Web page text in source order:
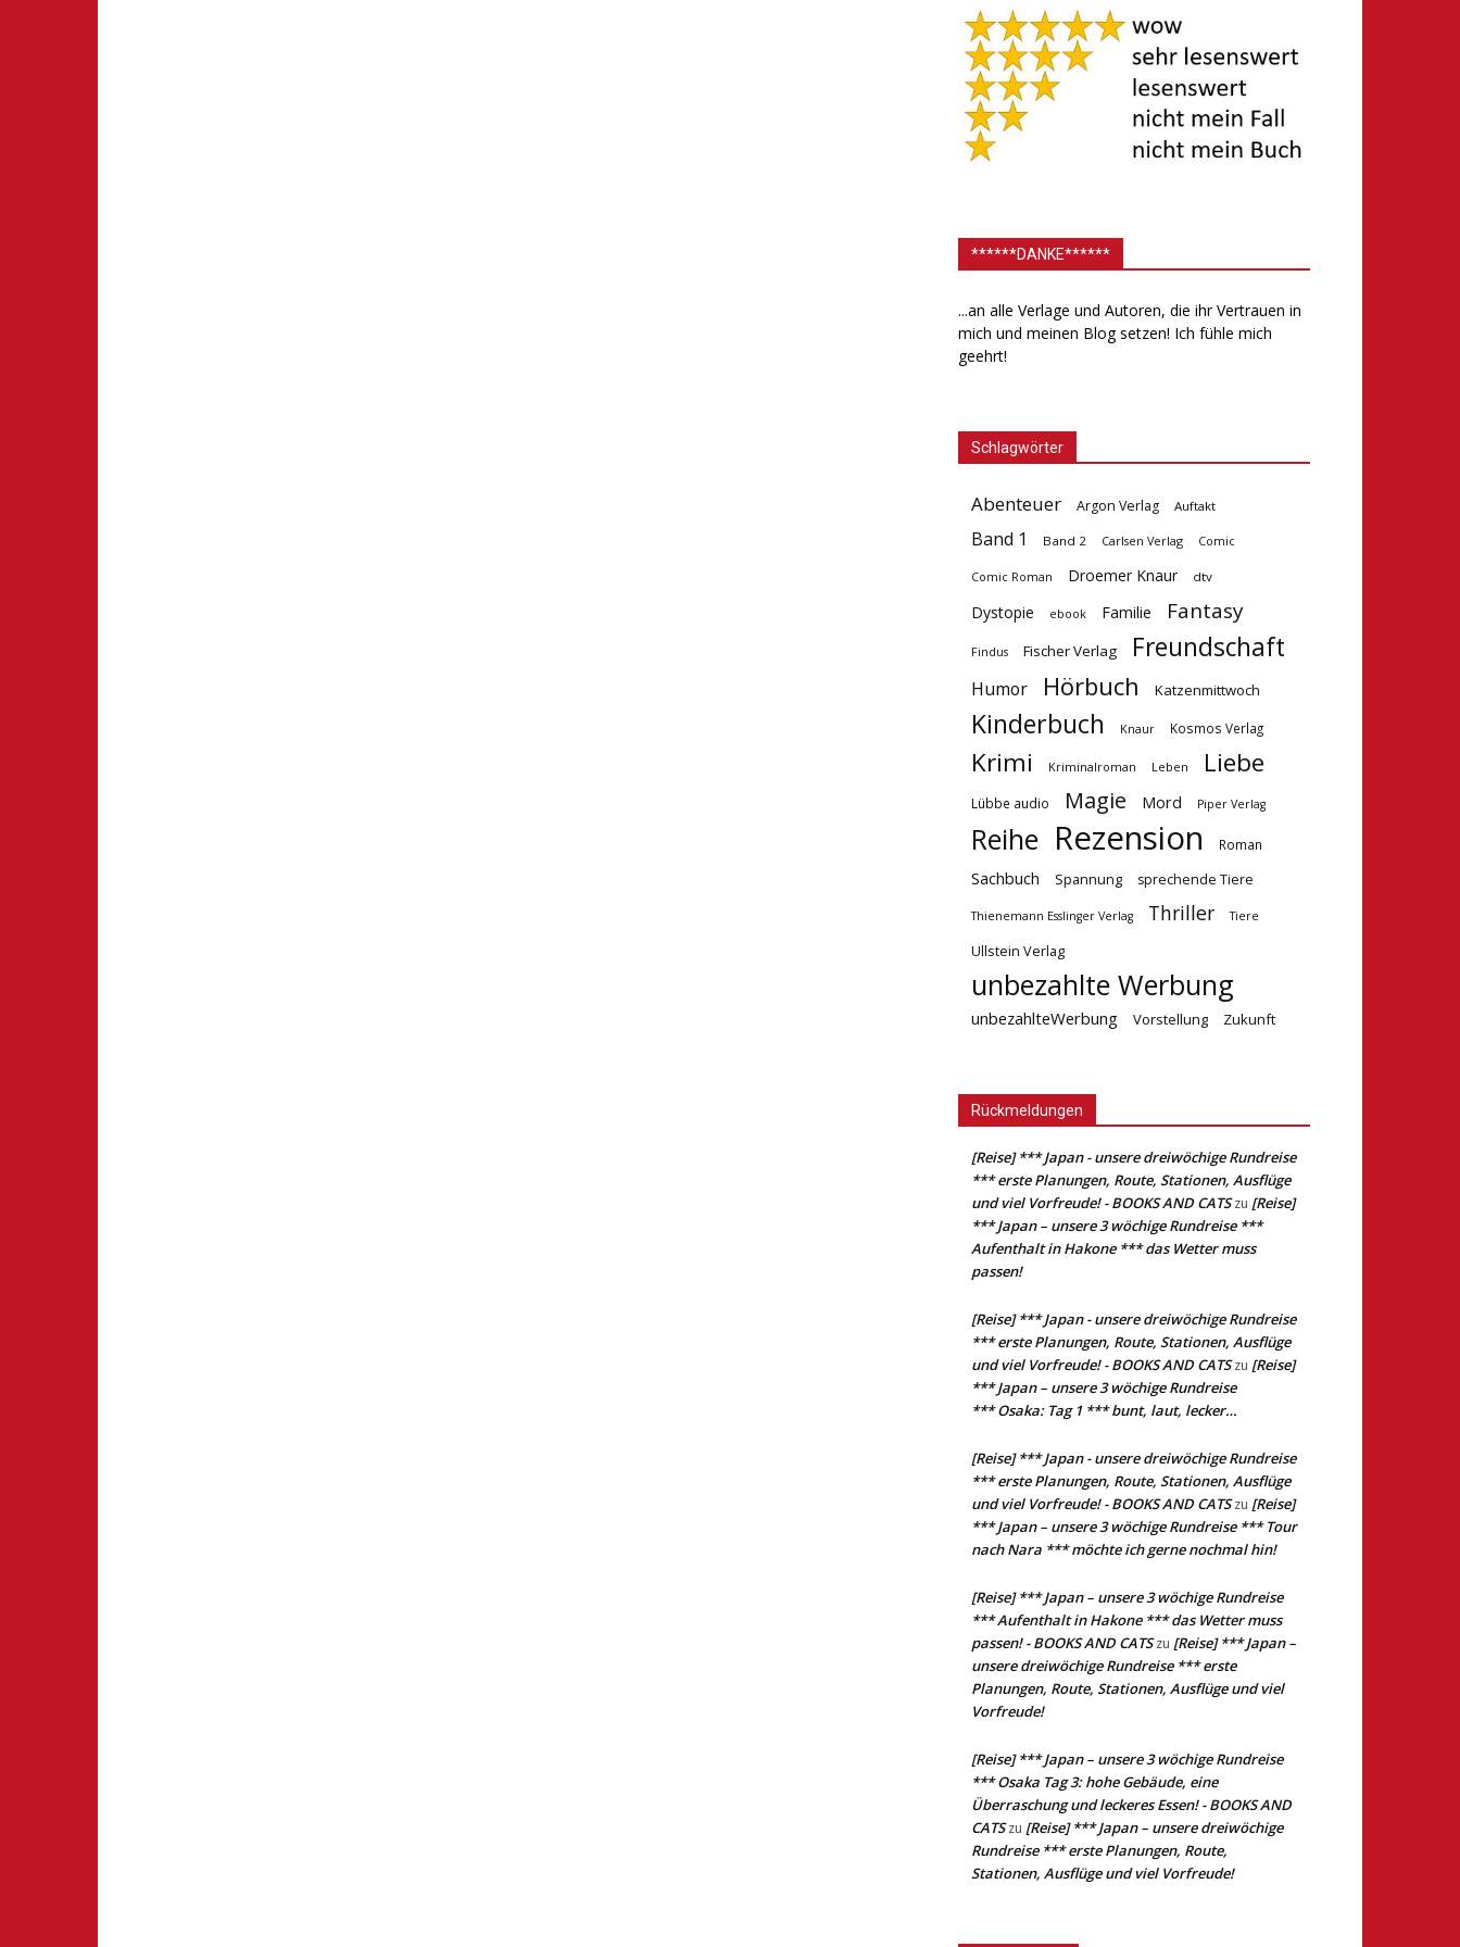
******DANKE******
...an alle Verlage und Autoren, die ihr Vertrauen in
mich und meinen Blog setzen! Ich fühle mich
geehrt!
Schlagwörter
Abenteuer Argon Verlag Auftakt
Band 1 Band 2 Carlsen Verlag Comic
Comic Roman Droemer Knaur dtv
Dystopie ebook Familie Fantasy
Findus Fischer Verlag Freundschaft
Humor Hörbuch Katzenmittwoch
Kinderbuch Knaur Kosmos Verlag
Krimi Kriminalroman Leben Liebe
Lübbe audio Magie Mord Piper Verlag
Reihe Rezension Roman
Sachbuch Spannung sprechende Tiere
Thienemann Esslinger Verlag Thriller Tiere
Ullstein Verlag
unbezahlte Werbung
unbezahlteWerbung Vorstellung Zukunft
Rückmeldungen
[Reise] *** Japan - unsere dreiwöchige Rundreise
*** erste Planungen, Route, Stationen, Ausflüge
und viel Vorfreude! - BOOKS AND CATSzu [Reise]
*** Japan – unsere 3 wöchige Rundreise ***
Aufenthalt in Hakone *** das Wetter muss
passen!
[Reise] *** Japan - unsere dreiwöchige Rundreise
*** erste Planungen, Route, Stationen, Ausflüge
und viel Vorfreude! - BOOKS AND CATSzu [Reise]
*** Japan – unsere 3 wöchige Rundreise
*** Osaka: Tag 1 *** bunt, laut, lecker…
[Reise] *** Japan - unsere dreiwöchige Rundreise
*** erste Planungen, Route, Stationen, Ausflüge
und viel Vorfreude! - BOOKS AND CATSzu [Reise]
*** Japan – unsere 3 wöchige Rundreise *** Tour
nach Nara *** möchte ich gerne nochmal hin!
[Reise] *** Japan – unsere 3 wöchige Rundreise
*** Aufenthalt in Hakone *** das Wetter muss
passen! - BOOKS AND CATSzu [Reise] *** Japan –
unsere dreiwöchige Rundreise *** erste
Planungen, Route, Stationen, Ausflüge und viel
Vorfreude!
[Reise] *** Japan – unsere 3 wöchige Rundreise
*** Osaka Tag 3: hohe Gebäude, eine
Überraschung und leckeres Essen! - BOOKS AND
CATSzu [Reise] *** Japan – unsere dreiwöchige
Rundreise *** erste Planungen, Route,
Stationen, Ausflüge und viel Vorfreude!